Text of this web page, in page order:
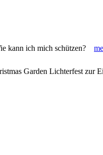
kann ich mich schützen?
Garden Lichterfest zur